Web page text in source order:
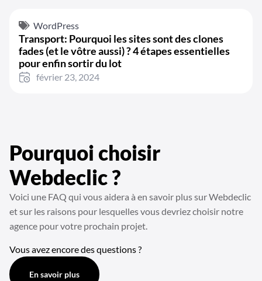
WordPress
Transport: Pourquoi les sites sont des clones
fades (et le vôtre aussi) ? 4 étapes essentielles
pour enfin sortir du lot
février 23, 2024
Pourquoi choisir
Webdeclic ?
Voici une FAQ qui vous aidera à en savoir plus sur Webdeclic
et sur les raisons pour lesquelles vous devriez choisir notre
agence pour votre prochain projet.
Vous avez encore des questions ?
En savoir plus